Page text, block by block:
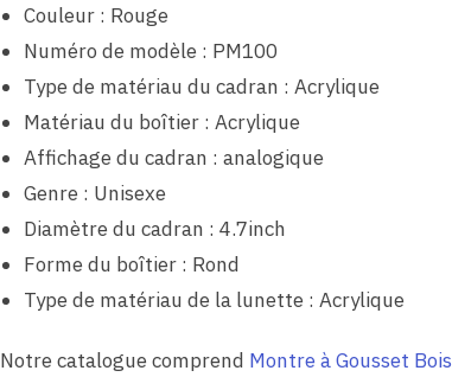
Couleur : Rouge
Numéro de modèle : PM100
Type de matériau du cadran : Acrylique
Matériau du boîtier : Acrylique
Affichage du cadran : analogique
Genre : Unisexe
Diamètre du cadran : 4.7inch
Forme du boîtier : Rond
Type de matériau de la lunette : Acrylique
Notre catalogue comprend Montre à Gousset Bois